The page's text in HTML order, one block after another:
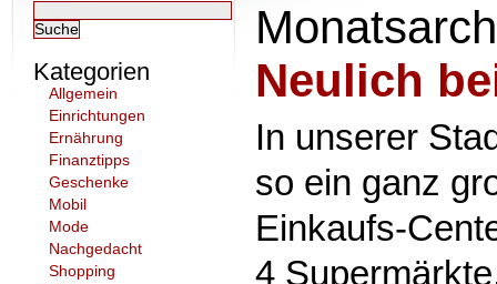
Kategorien
Allgemein
Einrichtungen
Ernährung
Finanztipps
Geschenke
Mobil
Mode
Nachgedacht
Shopping
Neulich
In unserer
so ein ganz
Einkaufs-
4